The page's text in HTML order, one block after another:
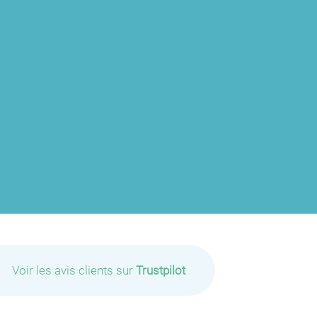
Voir les avis clients sur Trustpilot